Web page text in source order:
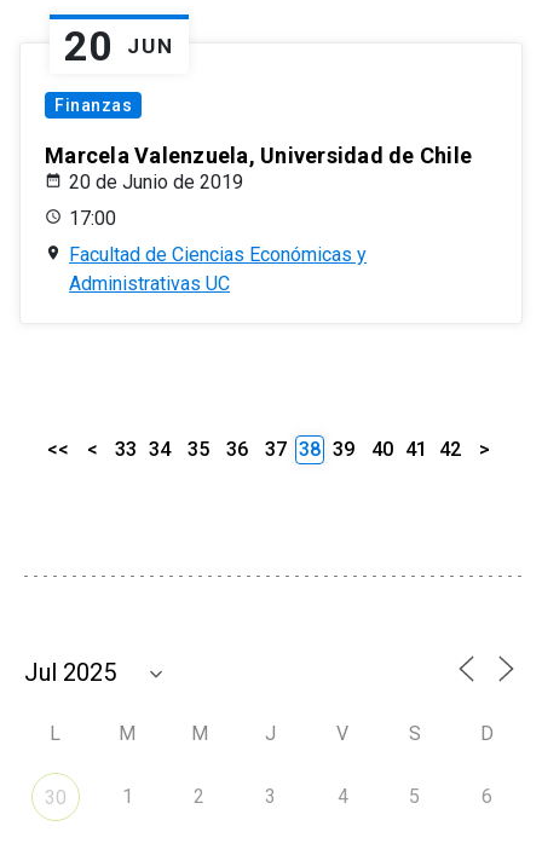
20 JUN
Finanzas
Marcela Valenzuela, Universidad de Chile
20 de Junio de 2019
17:00
Facultad de Ciencias Económicas y
Administrativas UC
<< < 33 34 35 36 37 38 39 40 41 42 >
L M M J V S D
30 1 2 3 4 5 6